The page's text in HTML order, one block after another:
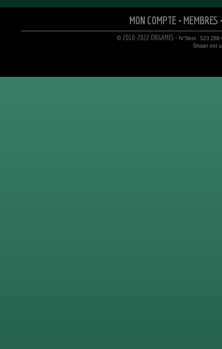
MON COMPTE • MEMBRES
© 2010-2022 ORIGAMES - N°Siret : 523 288
Shaan est